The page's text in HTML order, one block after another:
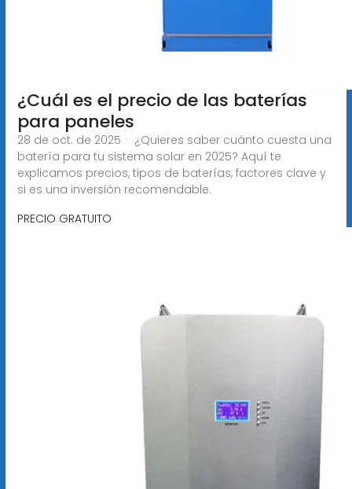
¿Cuál es el precio de las baterías
para paneles
28 de oct. de 2025 · ¿Quieres saber cuánto cuesta una
batería para tu sistema solar en 2025? Aquí te
explicamos precios, tipos de baterías, factores clave y
si es una inversión recomendable.
PRECIO GRATUITO